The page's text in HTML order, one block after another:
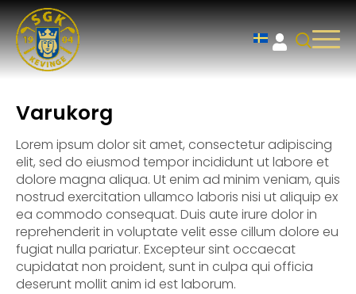
Varukorg
Lorem ipsum dolor sit amet, consectetur adipiscing
elit, sed do eiusmod tempor incididunt ut labore et
dolore magna aliqua. Ut enim ad minim veniam, quis
nostrud exercitation ullamco laboris nisi ut aliquip ex
ea commodo consequat. Duis aute irure dolor in
reprehenderit in voluptate velit esse cillum dolore eu
fugiat nulla pariatur. Excepteur sint occaecat
cupidatat non proident, sunt in culpa qui officia
deserunt mollit anim id est laborum.